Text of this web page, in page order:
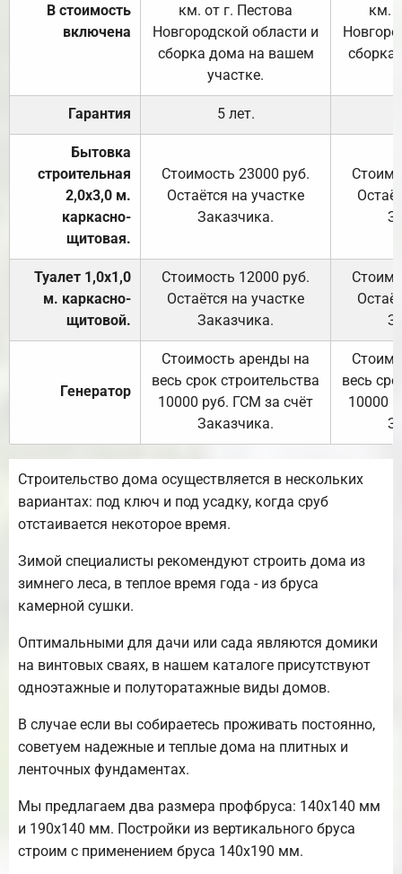
В стоимость
включена
км. от г. Пестова
Новгородской области и
сборка дома на вашем
участке.
км.
Гарантия 5 лет.
Бытовка
строительная
2,0х3,0 м.
каркасно-
щитовая.
Стоимость 23000 руб.
Остаётся на участке
Заказчика.
Туалет 1,0х1,0
м. каркасно-
щитовой.
Стоимость 12000 руб.
Остаётся на участке
Заказчика.
Генератор
Стоимость аренды на
весь срок строительства
10000 руб. ГСМ за счёт
Заказчика.
весь
10000
Строительство дома осуществляется в нескольких
вариантах: под ключ и под усадку, когда сруб
отстаивается некоторое время.
Зимой специалисты рекомендуют строить дома из
зимнего леса, в теплое время года - из бруса
камерной сушки.
Оптимальными для дачи или сада являются домики
на винтовых сваях, в нашем каталоге присутствуют
одноэтажные и полуторатажные виды домов.
В случае если вы собираетесь проживать постоянно,
советуем надежные и теплые дома на плитных и
ленточных фундаментах.
Мы предлагаем два размера профбруса: 140х140 мм
и 190х140 мм. Постройки из вертикального бруса
строим с применением бруса 140х190 мм.